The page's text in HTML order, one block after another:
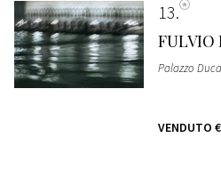
13
FULVIO
Palazzo
VENDUTO